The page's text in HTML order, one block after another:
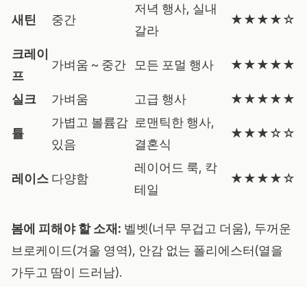
새틴 중간
저녁 행사, 실내
갈라
★★★★☆
크레이
프
가벼움 ~ 중간 모든 포멀 행사 ★★★★★
실크 가벼움 고급 행사 ★★★★★
튤
가볍고 볼륨감
있음
로맨틱한 행사,
결혼식
★★★☆☆
레이스 다양함
레이어드 룩, 칵
테일
★★★★☆
봄에 피해야 할 소재: 벨벳(너무 무겁고 더움), 두꺼운
브로케이드(겨울 영역), 안감 없는 폴리에스터(열을
가두고 땀이 드러남).